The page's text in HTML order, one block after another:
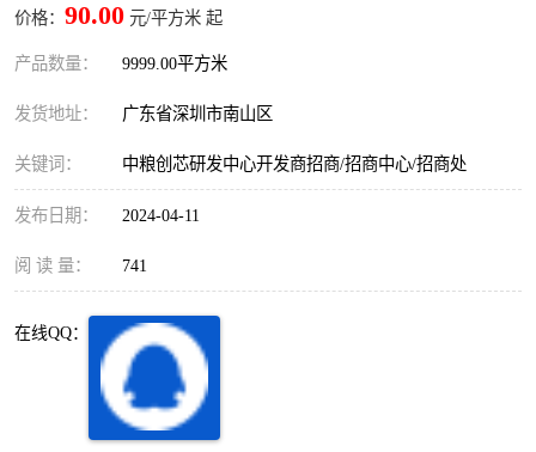
价格： 90.00 元/平方米 起
产品数量： 9999.00平方米
发货地址： 广东省深圳市南山区
关键词： 中粮创芯研发中心开发商招商/招商中心/招商处
发布日期： 2024-04-11
阅 读 量： 741
在线QQ：
车公庙
南头 高新园
深圳超级总部基地
龙岗区